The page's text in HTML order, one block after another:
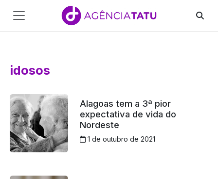
Main
Navigation
idosos
Alagoas tem a 3ª pior
expectativa de vida do
Nordeste
1 de outubro de 2021